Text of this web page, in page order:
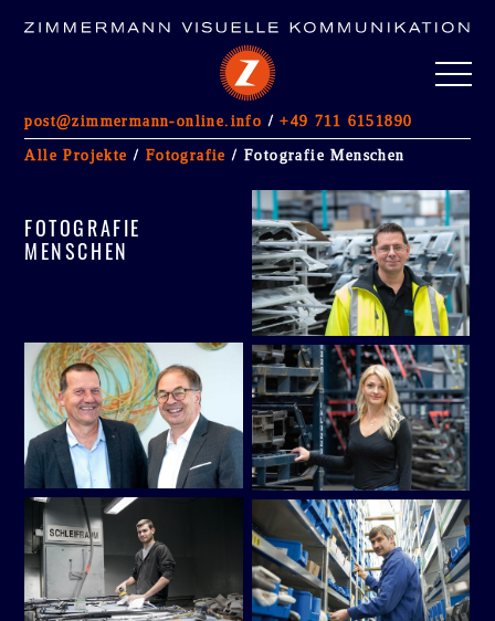
ALLE PROJEKTE
IMMOBILIENMARKETING
Kontakt
Impressum/AGB
Datenschutzerklärung
Zimmermann
VK
bei
facebook
Zimmermann
LinkedIn
Zimmermann
VK
bei
XING
Zimmermann
Alle Projekte / Fotografie / Fotografie Menschen
post@zimmermann-online.info /+49 711 6151890
FOTOGRAFIE
MENSCHEN